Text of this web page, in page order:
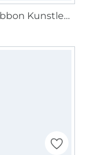
Piping ribbon Kunstleer, zwart